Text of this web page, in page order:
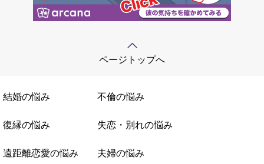
ページトップへ
結婚の悩み 不倫の悩み
復縁の悩み 失恋・別れの悩み
遠距離恋愛の悩み 夫婦の悩み